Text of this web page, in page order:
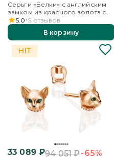
Серьги «Белки» с английским
замком из красного золота с
цитрином и эмалью
5.0 5 отзывов
В корзину
33 089₽94 051₽-65%